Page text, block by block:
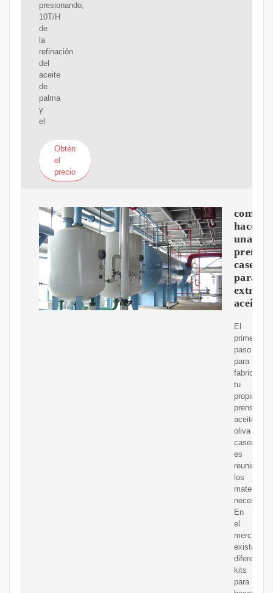
presionando,
10T/H
de
la
refinación
del
aceite
de
palma
y
el
Obtén
el
precio
como
hacer
una
prensa
casera
para
extraer
aceite
El
primer
paso
para
fabricar
tu
propia
prensa
aceite
oliva
casera
es
reunir
los
materiales
En
el
mercado
existen
diferentes
kits
para